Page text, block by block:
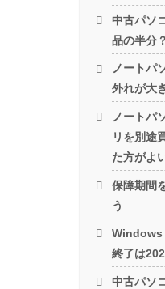
中古パソ
品の半分？
ノートパ
外れが大
ノートパ
リを別途
た方がよ
保障期間
う
Windows
終了は
中古パソ